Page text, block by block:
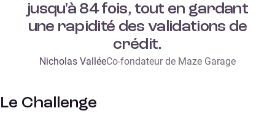
jusqu'à 84 fois, tout en gardant
une rapidité des validations de
crédit.
Nicholas ValléeCo-fondateur de Maze Garage
Le Challenge